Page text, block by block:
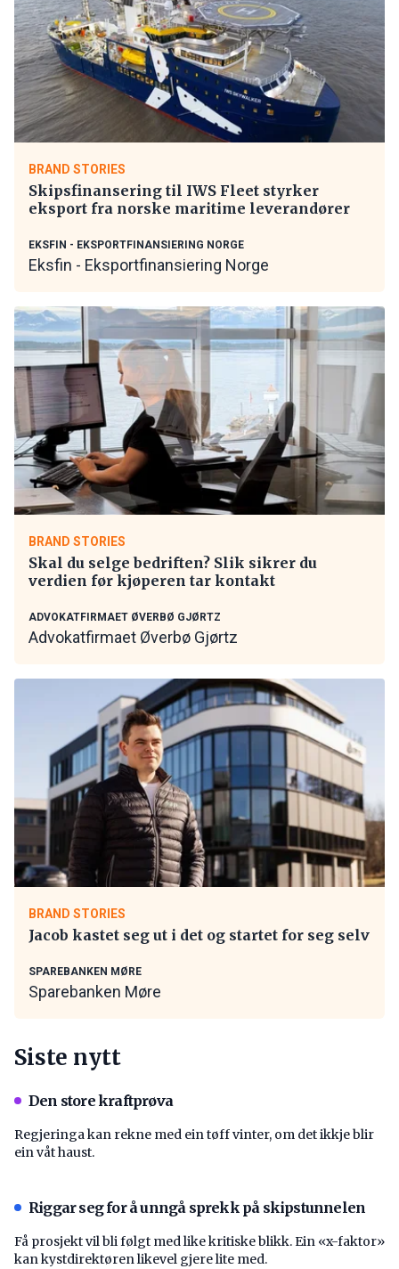
BRAND STORIES
Skipsfinansering til IWS Fleet styrker
eksport fra norske maritime leverandører
EKSFIN - EKSPORTFINANSIERING NORGE
Eksfin - Eksportfinansiering Norge
BRAND STORIES
Skal du selge bedriften? Slik sikrer du
verdien før kjøperen tar kontakt
ADVOKATFIRMAET ØVERBØ GJØRTZ
Advokatfirmaet Øverbø Gjørtz
BRAND STORIES
Jacob kastet seg ut i det og startet for seg selv
SPAREBANKEN MØRE
Sparebanken Møre
Siste nytt
Den store kraftprøva
Regjeringa kan rekne med ein tøff vinter, om det ikkje blir
ein våt haust.
Riggar seg for å unngå sprekk på skipstunnelen
Få prosjekt vil bli følgt med like kritiske blikk. Ein «x-faktor»
kan kystdirektøren likevel gjere lite med.